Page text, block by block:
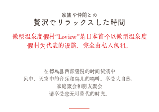
家族や仲間との
贅沢でリラックスした時間
微型温泉度假村“Loview”是日本首个以微型温泉度
假村为代表的设施，完全由私人包租。
在德岛县西部缓慢的时间流淌中
风中、天空中的音乐和鸟儿的鸣叫。享受大自然。
​家庭 聚会和朋友聚会
请享受您无可替代的时光。